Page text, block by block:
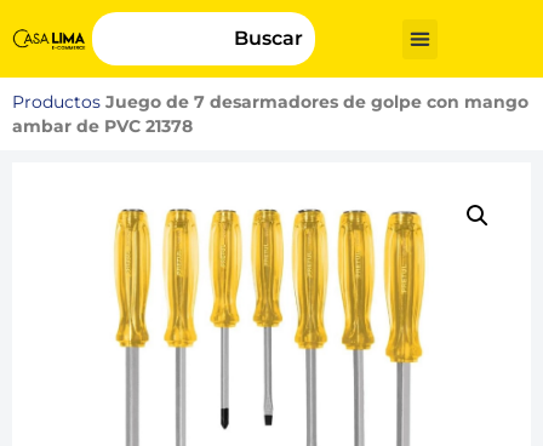
Buscar
Productos Juego de 7 desarmadores de golpe con mango
ambar de PVC 21378